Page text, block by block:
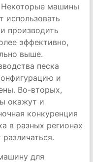
Некоторые машины
использовать
производить
эффективно,
выше.
песка
и
Во-вторых,
окажут и
конкуренция
в разных регионах
для